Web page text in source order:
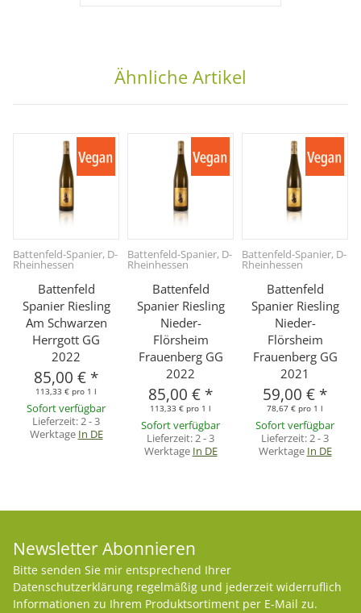
Ähnliche Artikel
Battenfeld-Spanier, D-
Rheinhessen
Battenfeld
Spanier Riesling
Am Schwarzen
Herrgott GG
2022
85,00 € *
113,33 € pro 1 l
Sofort verfügbar
Lieferzeit:2 - 3
Werktage In DE
Battenfeld-Spanier, D-
Rheinhessen
Battenfeld
Spanier Riesling
Nieder-
Flörsheim
Frauenberg GG
2022
85,00 € *
113,33 € pro 1 l
Sofort verfügbar
Lieferzeit:2 - 3
Werktage In DE
Battenfeld-Spanier, D-
Rheinhessen
Battenfeld
Spanier Riesling
Nieder-
Flörsheim
Frauenberg GG
2021
59,00 € *
78,67 € pro 1 l
Sofort verfügbar
Lieferzeit:2 - 3
Werktage In DE
Newsletter Abonnieren
Bitte senden Sie mir entsprechend Ihrer
Datenschutzerklärung regelmäßig und jederzeit widerruflich
Informationen zu Ihrem Produktsortiment per E-Mail zu.